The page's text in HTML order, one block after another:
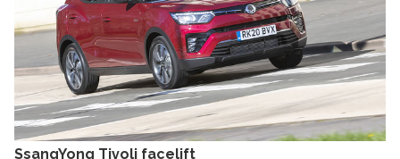
SsangYong Tivoli facelift